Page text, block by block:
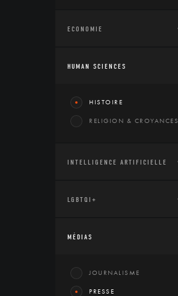
ECONOMIE
HUMAN SCIENCES
HISTOIRE
RELIGION & CROYANCES
INTELLIGENCE ARTIFICIELLE
LGBTQI+
MÉDIAS
JOURNALISME
PRESSE